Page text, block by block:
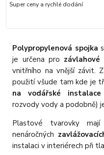
Super ceny a rychlé dodání
Polypropylenová spojka
je určena pro
vnitřního na vnější závit.
použití všude tam kde je
na vodářské instalace
rozvody vody a podobně)
Plastové tvarovky
nenáročných
instalaci v interiérech při